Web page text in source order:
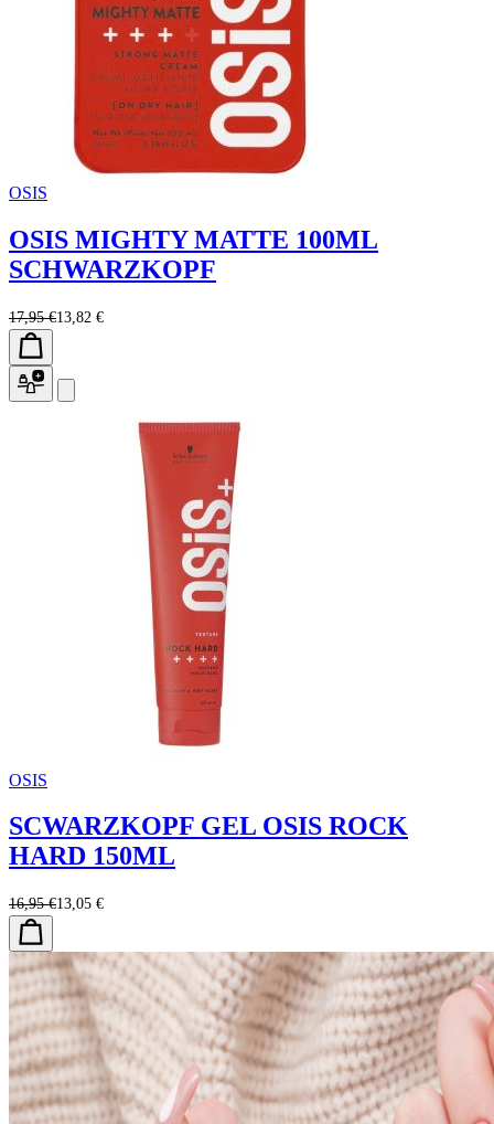
OSIS
OSIS MIGHTY MATTE 100ML
SCHWARZKOPF
17,95 €13,82 €
OSIS
SCWARZKOPF GEL OSIS ROCK
HARD 150ML
16,95 €13,05 €